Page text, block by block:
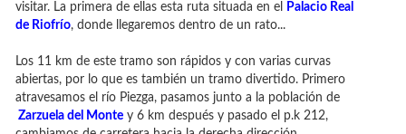
visitar. La primera de ellas esta ruta situada en el
Palacio Real
de Riofrío, donde llegaremos dentro de un rato...
Los 11 km de este tramo son rápidos y con varias curvas
abiertas, por lo que es también un tramo divertido. Primero
atravesamos el río Piezga, pasamos junto a la población de
Zarzuela del Monte y 6 km después y pasado el p.k 212,